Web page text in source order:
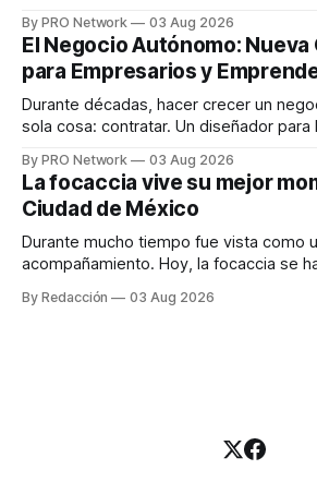
INTERIUS, el problema suele estar en otro
una entrevista para el podcast SER
marketing digital explicó que
By PRO Network 03 Aug 2026
El Negocio Autónomo:
para Empresarios y
Durante décadas, hacer crecer un
sola cosa: contratar. Un diseñador para
para los textos, alguien que supiera de
para encontrar prospectos, un
llamadas y mensajes, y —con suerte—
By PRO Network 03 Aug 2026
La focaccia vive su mejor
Ciudad de México
Durante mucho tiempo fue vista como
acompañamiento. Hoy, la focaccia se
artesanal, ingredientes de calidad y
By Redacción 03 Aug 2026